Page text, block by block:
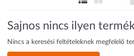
Sajnos nincs ilyen
Nincs a keresési feltételeknek megfelelő